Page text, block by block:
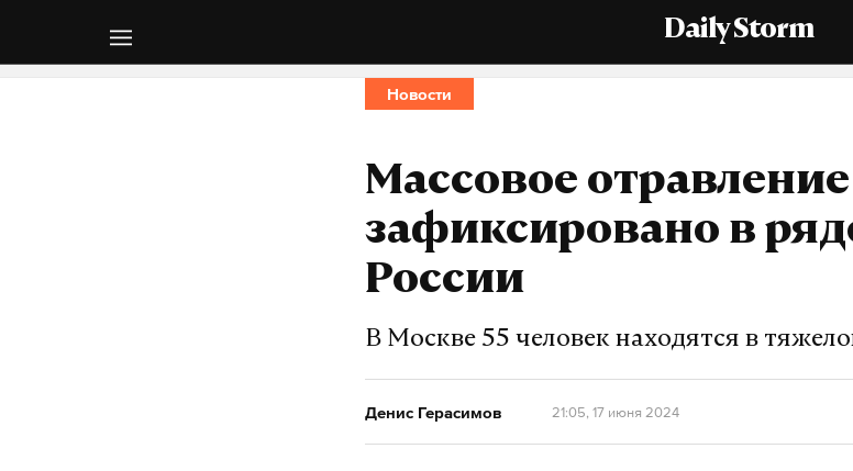
Daily Storm
Новости
Массовое
зафиксировано в
России
В Москве 55 человек находятся в
Денис Герасимов 21:05, 17 июня 2024